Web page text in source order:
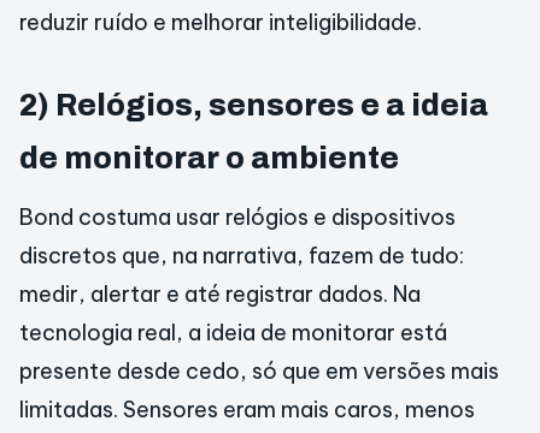
reduzir ruído e melhorar inteligibilidade.
2) Relógios, sensores e a ideia
de monitorar o ambiente
Bond costuma usar relógios e dispositivos
discretos que, na narrativa, fazem de tudo:
medir, alertar e até registrar dados. Na
tecnologia real, a ideia de monitorar está
presente desde cedo, só que em versões mais
limitadas. Sensores eram mais caros, menos